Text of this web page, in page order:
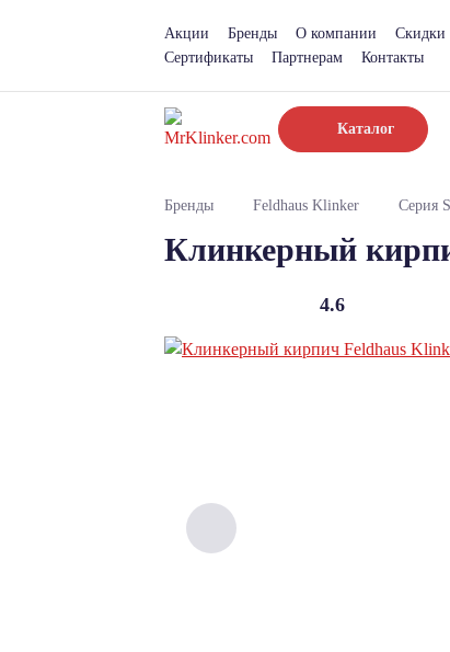
Акции Бренды О компании Скидки
Сертификаты
Партнерам Контакты
Каталог
Бренды Feldhaus Klinker Серия
Клинкерный
4.6